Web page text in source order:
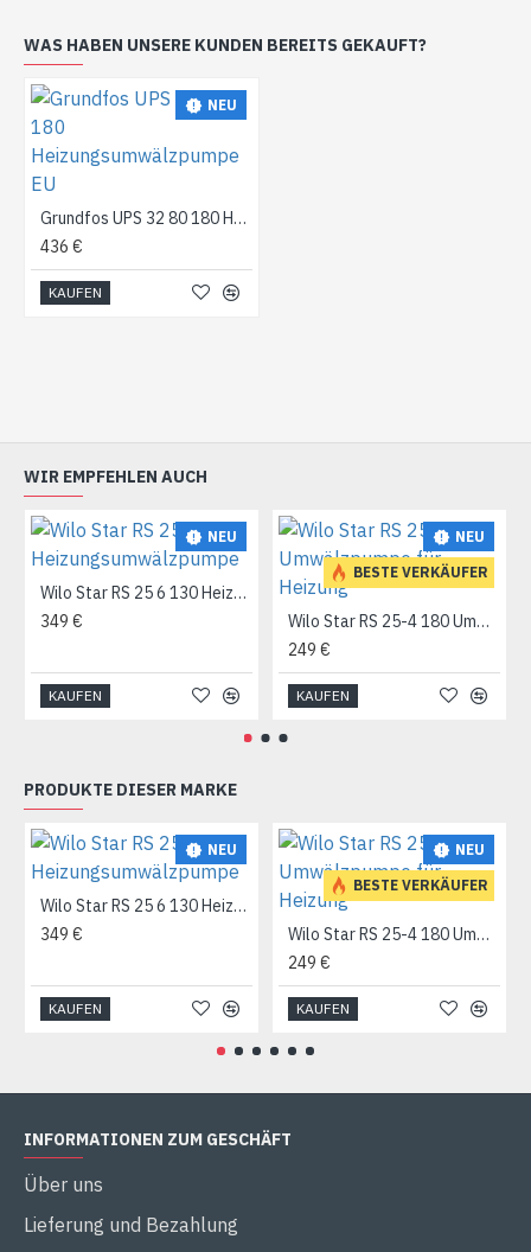
WAS HABEN UNSERE KUNDEN BEREITS GEKAUFT?
NEU
Grundfos UPS 32 80 180 Heizungsumwälzpumpe EU
436 €
KAUFEN
WIR EMPFEHLEN AUCH
NEU
Wilo Star RS 25 6 130 Heizungsumwälzpumpe
349 €
KAUFEN
NEU
BESTE VERKÄUFER
Wilo Star RS 25-4 180 Umwälzpumpe für Heizung
249 €
KAUFEN
PRODUKTE DIESER MARKE
NEU
Wilo Star RS 25 6 130 Heizungsumwälzpumpe
349 €
KAUFEN
NEU
BESTE VERKÄUFER
Wilo Star RS 25-4 180 Umwälzpumpe für Heizung
249 €
KAUFEN
INFORMATIONEN ZUM GESCHÄFT
Über uns
Lieferung und Bezahlung